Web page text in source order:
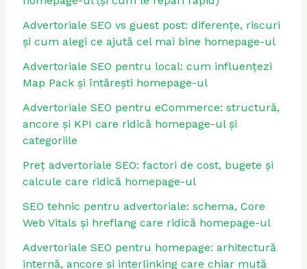
Advertoriale SEO vs guest post: diferențe, riscuri
și cum alegi ce ajută cel mai bine homepage-ul
Advertoriale SEO pentru local: cum influențezi
Map Pack și întărești homepage-ul
Advertoriale SEO pentru eCommerce: structură,
ancore și KPI care ridică homepage-ul și
categoriile
Preț advertoriale SEO: factori de cost, bugete și
calcule care ridică homepage-ul
SEO tehnic pentru advertoriale: schema, Core
Web Vitals și hreflang care ridică homepage-ul
Advertoriale SEO pentru homepage: arhitectură
internă, ancore și interlinking care chiar mută